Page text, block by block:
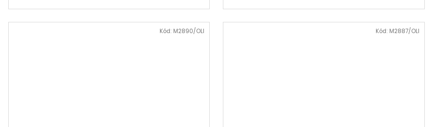
Kód: M2890/OLI Kód: M2887/OLI